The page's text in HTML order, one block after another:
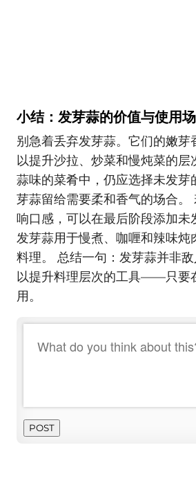
小结：发芽蒜的价值与使用
别急着丢弃发芽蒜。它们的嫩芽
以提升沙拉、炒菜和慢炖菜的层
蒜味的菜肴中，仍应选择未发芽
芽蒜留给需要柔和香气的场合。
响口感，可以在最后阶段添加未
发芽蒜用于慢煮、咖喱和辣味炖
料理。 总结一句：发芽蒜并非
以提升料理层次的工具——只要
用。
POST